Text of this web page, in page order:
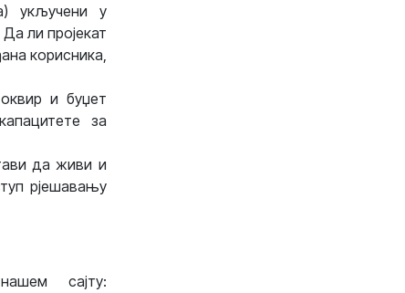
укључени у
ли пројекат
корисника,
и буџет
за
да живи и
рјешавању
сајту: